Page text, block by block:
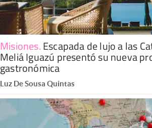
Misiones.Escapada de lujo a las
Meliá Iguazú presentó su nueva
gastronómica
Luz De Sousa Quintas